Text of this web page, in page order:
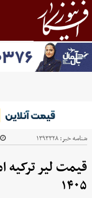
شناسه خبر:۱۳۹۳۳۲۸
۱۴۰۵